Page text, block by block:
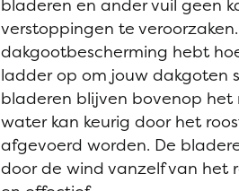
bladeren en ander vuil geen
verstoppingen te
dakgootbescherming hebt
ladder op om jouw dakgoten
bladeren blijven bovenop het
water kan keurig door het
afgevoerd worden. De
door de wind vanzelf van het